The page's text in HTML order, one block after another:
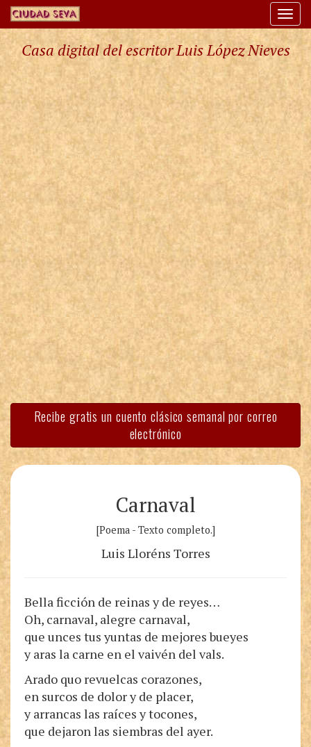
Casa digital del escritor Luis López Nieves
Recibe gratis un cuento clásico semanal por correo
electrónico
Carnaval
[Poema - Texto completo.]
Luis Lloréns Torres
Bella ficción de reinas y de reyes…
Oh, carnaval, alegre carnaval,
que unces tus yuntas de mejores bueyes
y aras la carne en el vaivén del vals.
Arado quo revuelcas corazones,
en surcos de dolor y de placer,
y arrancas las raíces y tocones,
que dejaron las siembras del ayer.